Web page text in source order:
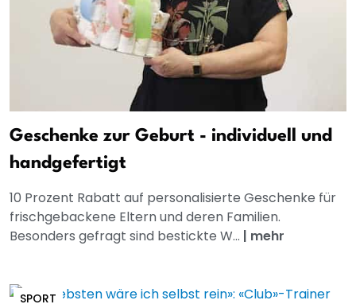
Geschenke zur Geburt - individuell und
handgefertigt
10 Prozent Rabatt auf personalisierte Geschenke für
frischgebackene Eltern und deren Familien.
Besonders gefragt sind bestickte W... | mehr
SPORT